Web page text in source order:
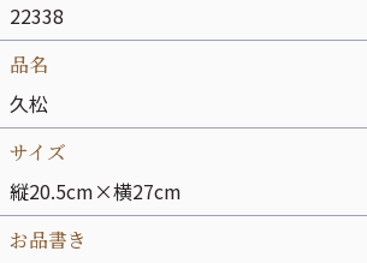
22338
品名
久松
サイズ
縦20.5cm×横27cm
お品書き